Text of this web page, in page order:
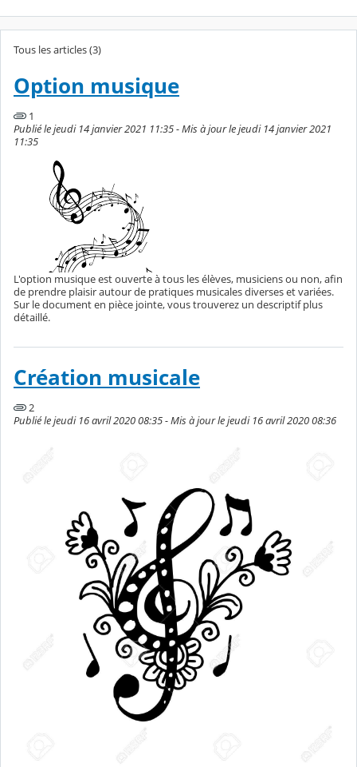
Tous les articles (3)
Option musique
1
Publié le jeudi 14 janvier 2021 11:35 - Mis à jour le jeudi 14 janvier 2021
11:35
L'option musique est ouverte à tous les élèves, musiciens ou non, afin
de prendre plaisir autour de pratiques musicales diverses et variées.
Sur le document en pièce jointe, vous trouverez un descriptif plus
détaillé.
Création musicale
2
Publié le jeudi 16 avril 2020 08:35 - Mis à jour le jeudi 16 avril 2020 08:36